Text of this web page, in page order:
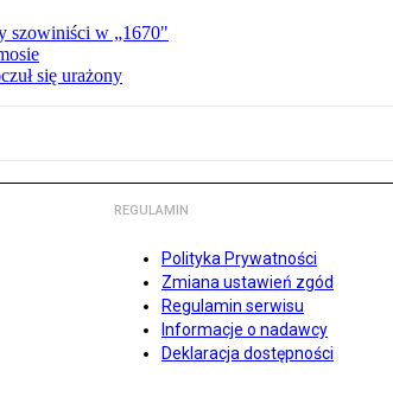
szowiniści w „1670"
się urażony
REGULAMIN
Polityka Prywatności
Zmiana ustawień zgód
Regulamin serwisu
Informacje o nadawcy
Deklaracja dostępności